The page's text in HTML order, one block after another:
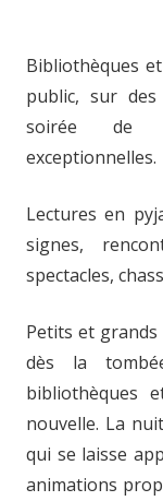
Bibliothèques
public, sur
soirée de
exceptionnelles.
Lectures en
signes,
spectacles,
Petits et
dès la
bibliothèques
nouvelle. La
qui se laisse
animations